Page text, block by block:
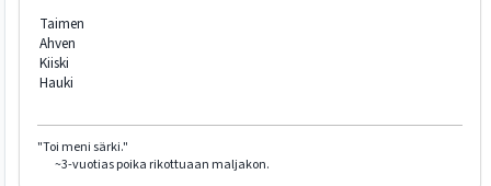
Taimen
Ahven
Kiiski
Hauki
"Toi meni särki."
~3-vuotias poika rikottuaan maljakon.